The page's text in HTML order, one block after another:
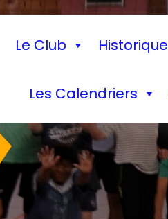
Le Club Historique
Les Calendriers